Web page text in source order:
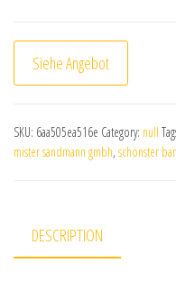
Siehe Angebot
SKU: 6aa505ea516e Category: null
mister sandmann gmbh, schönster
DESCRIPTION